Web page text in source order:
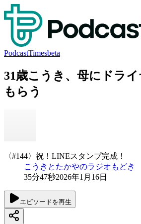
PodcastTimesbeta
31歳こうき、母にドラ
もらう
〈#144〉祝！LINEスタンプ完成！
こうきとたかやのラジオもどき
35分47秒2026年1月16日
エピソードを再生